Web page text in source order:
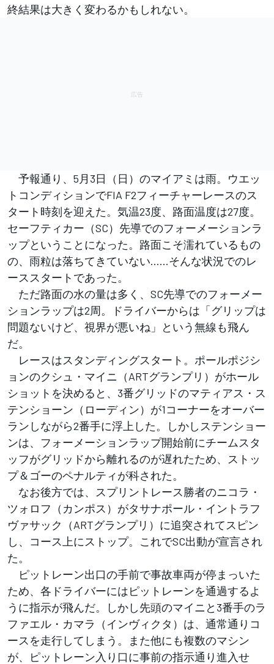
終結果は大きく変わるかもしれない。
予報通り、5月3日（日）のマイアミは雨。ウエッ
トコンディションでFIA F2フィーチャーレースのス
タート時刻を迎えた。気温23度、路面温度は27度。
セーフティカー（SC）先導でのフォーメーションラ
ップということになった。路面こそ濡れているもの
の、雨粒は落ちてきていない……そんな状況でのレ
ーススタートであった。
ただ路面の水の量は多く、SC先導でのフォーメー
ションラップは2周。ドライバーからは「グリップは
問題ないけど、視界が悪いね」という無線も飛ん
だ。
レースはスタンディングスタート。ポールポジシ
ョンのクシュ・マイニ（ARTグランプリ）がホール
ショットを決めると、3番グリッドのマティアス・ス
テンショーン（ローディン）が1コーナーをオーバー
ランしながら2番手に浮上した。しかしステンショー
ンは、フォーメーションラップ開始前にチームスタ
ッフがグリッドから離れるのが遅れたため、ストッ
プ＆ゴーのペナルティが科された。
なお後方では、スプリントレース勝者のニコラ・
ツォロフ（カンポス）がタサナポール・イントラフ
ヴァサック（ARTグランプリ）に追突されてスピン
し、コース上にストップ。これでSC出動が宣言され
た。
ピットレーン出口の手前で事故車両が停まっいた
ため、各ドライバーにはピットレーンを通過するよ
うに指示が飛んだ。しかし先頭のマイニと3番手のラ
ファエル・カマラ（インヴィクタ）は、通常通りコ
ースを走行してしまう。また他にも複数のマシン
が、ピットレーン入り口に事前の指示通り進入せ